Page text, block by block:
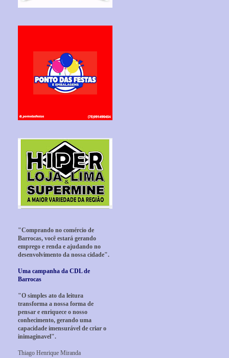
"Comprando no comércio de
Barrocas, você estará gerando
emprego e renda e ajudando no
desenvolvimento da nossa cidade".
Uma campanha da CDL de
Barrocas
"O simples ato da leitura
transforma a nossa forma de
pensar e enriquece o nosso
conhecimento, gerando uma
capacidade imensurável de criar o
inimaginavel".
Thiago Henrique Miranda